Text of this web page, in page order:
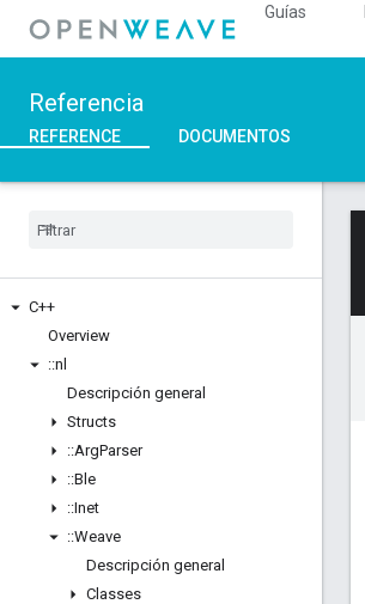
Guías
Referencia
REFERENCE DOCUMENTOS
C++
Overview
::nl
Descripción general
Structs
::ArgParser
::Ble
::Inet
::Weave
Descripción general
Classes